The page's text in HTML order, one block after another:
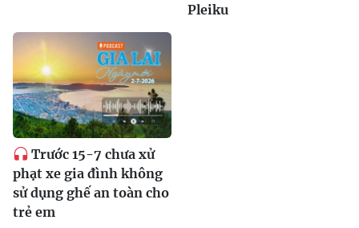
Pleiku
Trước 15-7 chưa xử
phạt xe gia đình không
sử dụng ghế an toàn cho
trẻ em